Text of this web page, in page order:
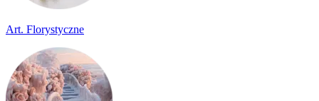
Art. Florystyczne